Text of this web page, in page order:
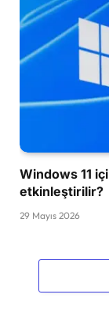
Windows 11
etkinleştirilir?
29 Mayıs 2026